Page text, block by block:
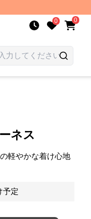
0 0
ネス
軽やかな着け心地
予定